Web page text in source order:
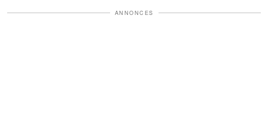
ANNONCES